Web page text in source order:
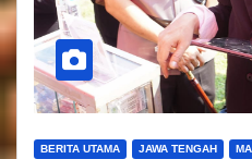
BERITA UTAMA JAWA TENGAH